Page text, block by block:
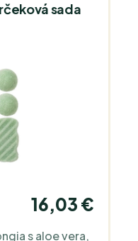
sada
16,03 €
s aloe vera,